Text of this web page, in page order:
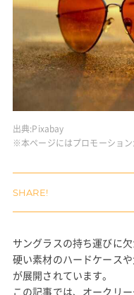
出典:Pixabay
※本ページにはプロモーショ
サングラスの持ち運びに
硬い素材のハードケース
が展開されています。
この記事では、オークリ